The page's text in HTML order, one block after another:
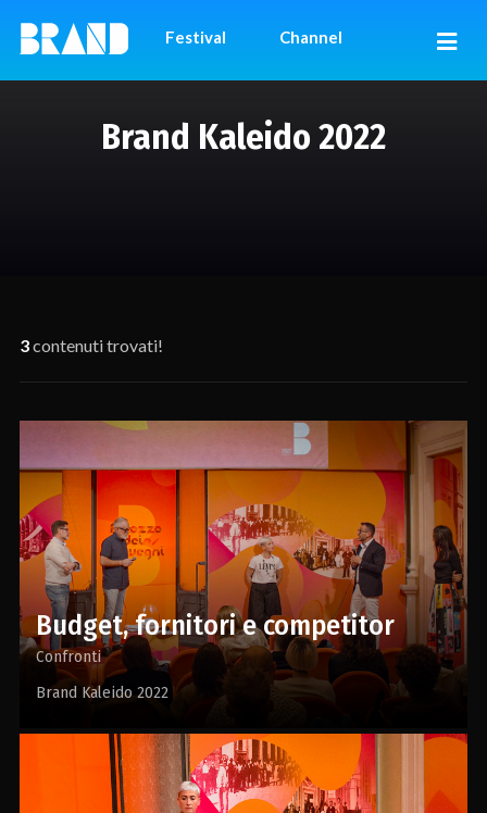
Festival Channel
Brand Kaleido 2022
3contenuti trovati!
Budget, fornitori e competitor
Confronti
Brand Kaleido 2022